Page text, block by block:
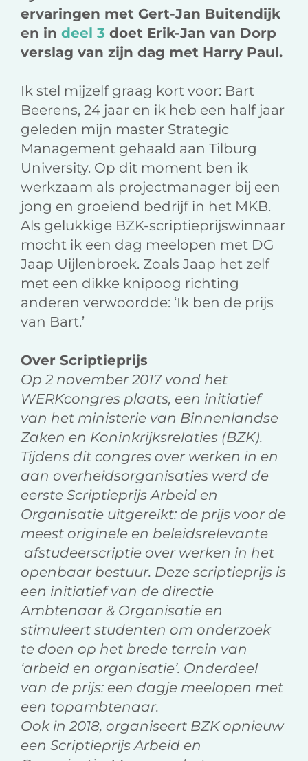
ervaringen met Gert-Jan Buitendijk
en in deel 3 doet Erik-Jan van Dorp
verslag van zijn dag met Harry Paul.
Ik stel mijzelf graag kort voor: Bart
Beerens, 24 jaar en ik heb een half jaar
geleden mijn master Strategic
Management gehaald aan Tilburg
University. Op dit moment ben ik
werkzaam als projectmanager bij een
jong en groeiend bedrijf in het MKB.
Als gelukkige BZK-scriptieprijswinnaar
mocht ik een dag meelopen met DG
Jaap Uijlenbroek. Zoals Jaap het zelf
met een dikke knipoog richting
anderen verwoordde: ‘Ik ben de prijs
van Bart.’
Over Scriptieprijs
Op 2 november 2017 vond het
WERKcongres plaats, een initiatief
van het ministerie van Binnenlandse
Zaken en Koninkrijksrelaties (BZK).
Tijdens dit congres over werken in en
aan overheidsorganisaties werd de
eerste Scriptieprijs Arbeid en
Organisatie uitgereikt: de prijs voor de
meest originele en beleidsrelevante
afstudeerscriptie over werken in het
openbaar bestuur. Deze scriptieprijs is
een initiatief van de directie
Ambtenaar & Organisatie en
stimuleert studenten om onderzoek
te doen op het brede terrein van
‘arbeid en organisatie’. Onderdeel
van de prijs: een dagje meelopen met
een topambtenaar.
Ook in 2018, organiseert BZK opnieuw
een Scriptieprijs Arbeid en